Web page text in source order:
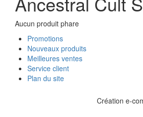
Aucun produit phare
Promotions
Nouveaux produits
Meilleures ventes
Service client
Plan du site
Création e-